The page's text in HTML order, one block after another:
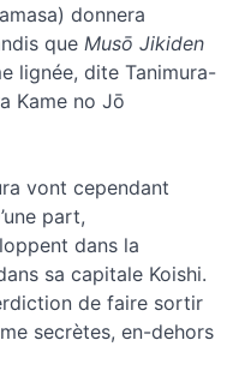
donnera
que Musō Jikiden
lignée, dite Tanimura-
Kame no Jō
vont cependant
part,
dans la
sa capitale Koishi.
de faire sortir
secrètes, en-dehors